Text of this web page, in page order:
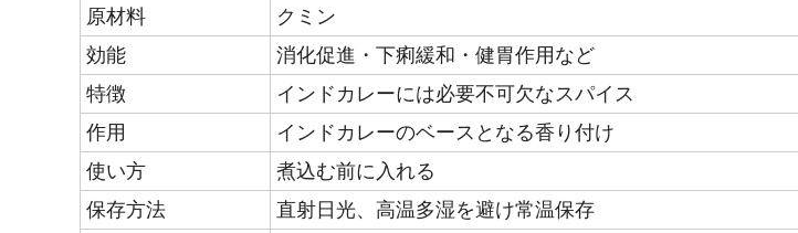
原材料
クミン
効能
消化促進・下痢緩和・健胃作用など
特徴
インドカレーには必要不可欠なスパイス
作用
インドカレーのベースとなる香り付け
使い方
煮込む前に入れる
保存方法
直射日光、高温多湿を避け常温保存